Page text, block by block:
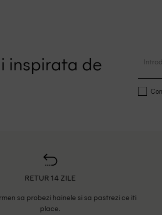
inspirata de
RETUR 14 ZILE
sa probezi hainele si sa pastrezi ce iti
place.